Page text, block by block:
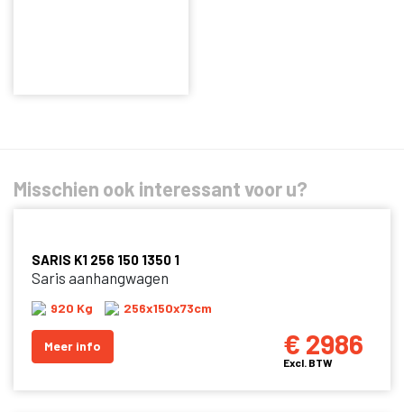
Misschien ook interessant voor u?
SARIS K1 256 150 1350 1
Saris aanhangwagen
920 Kg 256x150x73cm
€ 2986
Excl. BTW
Meer info